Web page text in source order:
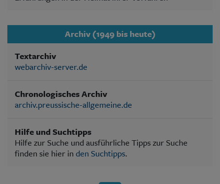
Archiv (1949 bis heute)
Textarchiv
webarchiv-server.de
Chronologisches Archiv
archiv.preussische-allgemeine.de
Hilfe und Suchtipps
Hilfe zur Suche und ausführliche Tipps zur Suche
finden sie hier in den Suchtipps.